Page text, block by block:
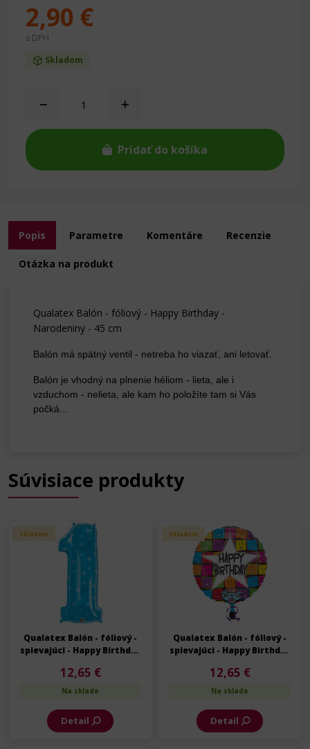
Skladom
2,90 €
s DPH
Pridať do košíka
Popis Parametre Komentáre Recenzie
Otázka na produkt
Qualatex Balón - fóliový - Happy Birthday -
Narodeniny - 45 cm
Balón má spätný ventil - netreba ho viazať, ani letovať.
Balón je vhodný na plnenie héliom - lieta, ale i
vzduchom - nelieta, ale kam ho položíte tam si Vás
počká...
Súvisiace produkty
Skladom
Qualatex Balón - fóliový -
spievajúci - Happy Birthday
12,65 €
Na sklade
Detail
Skladom
Qualatex Balón - fóliový -
spievajúci - Happy Birthday
12,65 €
Na sklade
Detail